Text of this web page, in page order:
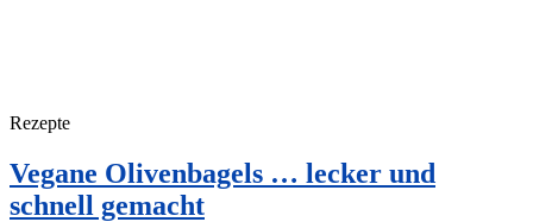
Rezepte
Vegane Olivenbagels … lecker und
schnell gemacht